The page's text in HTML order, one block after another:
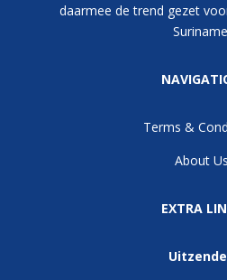
daarmee de trend gezet
Terms &
About Us
EXTRA